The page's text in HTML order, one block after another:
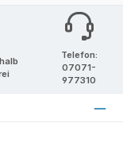
Telefon:
07071-
977310